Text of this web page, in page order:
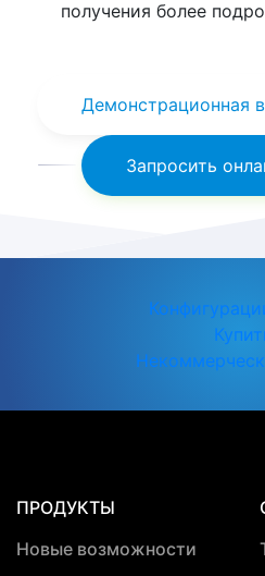
получения более
Демонстрационная
Запросить
ПРОДУКТЫ
Новые возможности